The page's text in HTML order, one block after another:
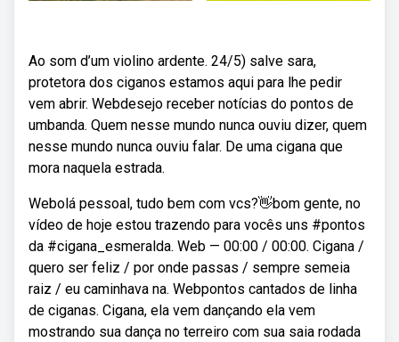
Ao som d’um violino ardente. 24/5) salve sara,
protetora dos ciganos estamos aqui para lhe pedir
vem abrir. Webdesejo receber notícias do pontos de
umbanda. Quem nesse mundo nunca ouviu dizer, quem
nesse mundo nunca ouviu falar. De uma cigana que
mora naquela estrada.
Webolá pessoal, tudo bem com vcs?👋bom gente, no
vídeo de hoje estou trazendo para vocês uns #pontos
da #cigana_esmeralda. Web — 00:00 / 00:00. Cigana /
quero ser feliz / por onde passas / sempre semeia
raiz / eu caminhava na. Webpontos cantados de linha
de ciganas. Cigana, ela vem dançando ela vem
mostrando sua dança no terreiro com sua saia rodada